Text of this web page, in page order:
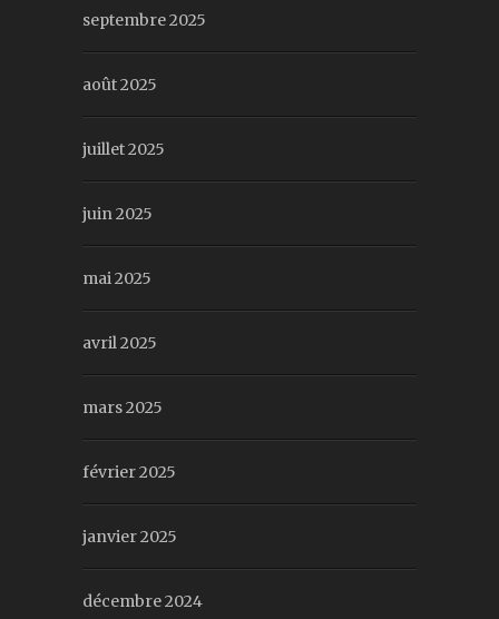
septembre 2025
août 2025
juillet 2025
juin 2025
mai 2025
avril 2025
mars 2025
février 2025
janvier 2025
décembre 2024